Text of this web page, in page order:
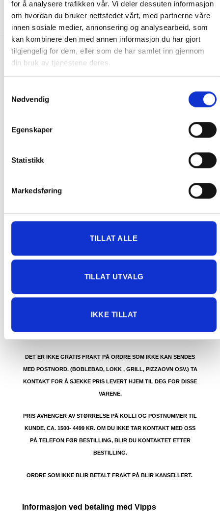
for å analysere trafikken vår. Vi deler dessuten informasjon
om hvordan du bruker nettstedet vårt, med partnerne våre
innen sosiale medier, annonsering og analysearbeid, som
kan kombinere den med annen informasjon du har gjort
tilgjengelig for dem, eller som de har samlet inn gjennom
din bruk av tjenestene deres.
Nødvendig
Egenskaper
Statistikk
Markedsføring
TILLAT ALLE
TILLAT UTVALG
IKKE TILLAT
IKKE PÅ LAGER
pakken enten for tung, eller varen har fått frakten fjernet pga.
mulig for skade under transport.
Noen produkter selges kun i
91 92 05 91.
GRATIS FRAKT (Levert til hentested/butikk, ikke
dørmatten):
MAKSMÅL:35 kg / 105 x 40 x 40 cm
DET ER IKKE GRATIS FRAKT PÅ ORDRE SOM IKKE KAN SENDES
MED POSTNORD. (BOBLEBAD, LOKK , GRILL, PIZZAOVN OSV.) TA
KONTAKT FOR Å SJEKKE PRIS LEVERT HJEM TIL DEG FOR DISSE
VARENE.
PRIS AVHENGER AV STØRRELSE PÅ KOLLI OG POSTNUMMER TIL
KUNDE. CA. 1500- 4499 KR. OM DU IKKE TAR KONTAKT MED OSS
PÅ TELEFON FØR BESTILLING, BLIR DU KONTAKTET ETTER
BESTILLING.
ORDRE SOM IKKE BLIR BETALT FRAKT PÅ BLIR KANSELLERT.
Informasjon ved betaling med Vipps